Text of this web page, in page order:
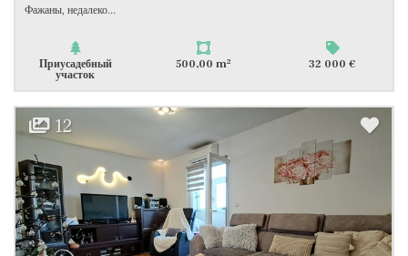
Фажаны, недалеко...
Приусадебный
участок
500,00 m2 32 000 €
12